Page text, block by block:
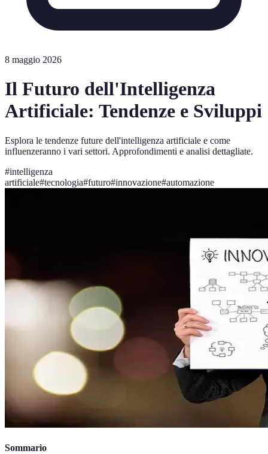
8 maggio 2026
Il Futuro dell'Intelligenza
Artificiale: Tendenze e Sviluppi
Esplora le tendenze future dell'intelligenza artificiale e come
influenzeranno i vari settori. Approfondimenti e analisi dettagliate.
#intelligenza
artificiale#tecnologia#futuro#innovazione#automazione
Sommario